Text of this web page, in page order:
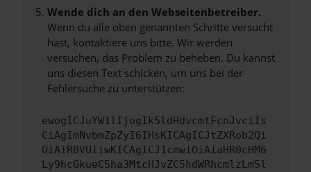
Wende dich an den Webseitenbetreiber.
Wenn du alle oben genannten Schritte versucht
hast, kontaktiere uns bitte. Wir werden
versuchen, das Problem zu beheben. Du kannst
uns diesen Text schicken, um uns bei der
Fehlersuche zu unterstützen:
ewogICJuYW1lIjogIk5ldHdvcmtFcnJvciIs
CiAgImNvbmZpZyI6IHsKICAgICJtZXRob2Qi
OiAiR0VUIiwKICAgICJ1cmwiOiAiaHR0cHM6
Ly9hcGkueC5ha3MtcHJvZC5hdWRhcmlzLm5l